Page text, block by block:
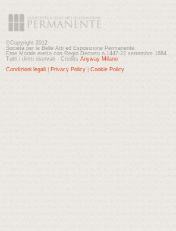
©Copyright 2012
Società per le Belle Arti ed Esposizione Permanente
Ente Morale eretto con Regio Decreto n.1447-22 settembre 1884
Tutti i diritti riservati - Credits Anyway Milano
Condizioni legali
Privacy Policy Cookie Policy